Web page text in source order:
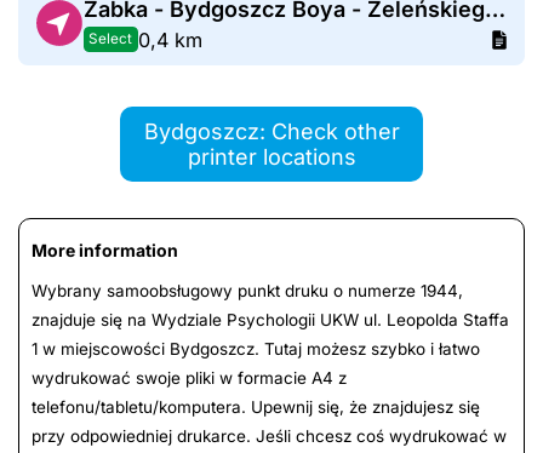
Żabka - Bydgoszcz Boya - Żeleńskiego 18
Select 0,4 km
Bydgoszcz: Check other
printer locations
More information
Wybrany samoobsługowy punkt druku o numerze 1944,
znajduje się na Wydziale Psychologii UKW ul. Leopolda Staffa
1 w miejscowości Bydgoszcz. Tutaj możesz szybko i łatwo
wydrukować swoje pliki w formacie A4 z
telefonu/tabletu/komputera. Upewnij się, że znajdujesz się
przy odpowiedniej drukarce. Jeśli chcesz coś wydrukować w